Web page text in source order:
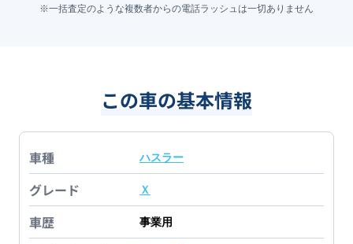
※一括査定のような複数者からの電話ラッシュは一切ありません
この車の基本情報
車種 ハスラー
グレード Ｘ
車歴 事業用